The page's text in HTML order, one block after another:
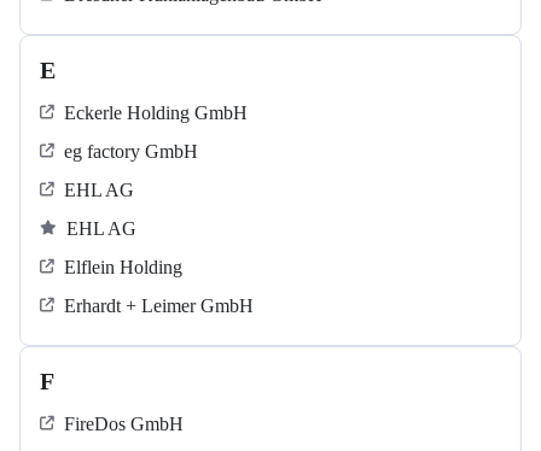
E
Eckerle Holding GmbH
eg factory GmbH
EHL AG
EHL AG
Elflein Holding
Erhardt + Leimer GmbH
F
FireDos GmbH